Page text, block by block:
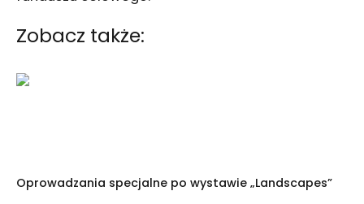
Zobacz także:
Oprowadzania specjalne po wystawie „Landscapes”